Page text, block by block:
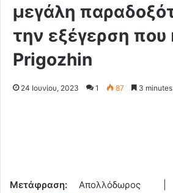
μεγάλη
την εξέγερση που
Prigozhin
24 Ιουνίου, 2023 1 87 3
Μετάφραση: Απολλόδωρος |